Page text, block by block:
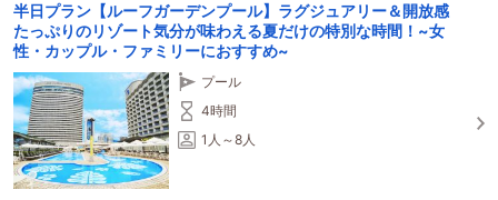
半日プラン【ルーフガーデンプール】ラグジュアリー＆開放感
たっぷりのリゾート気分が味わえる夏だけの特別な時間！~女
性・カップル・ファミリーにおすすめ~
プール
4時間
1人～8人